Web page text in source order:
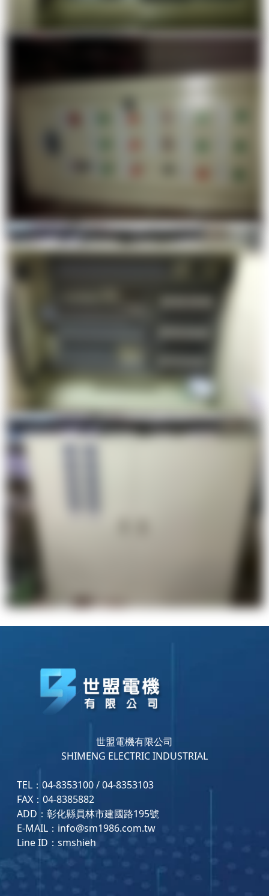
世盟電機有限公司
SHIMENG ELECTRIC INDUSTRIAL
TEL：04-8353100 / 04-8353103
FAX：04-8385882
ADD：彰化縣員林市建國路195號
E-MAIL：info@sm1986.com.tw
Line ID：smshieh